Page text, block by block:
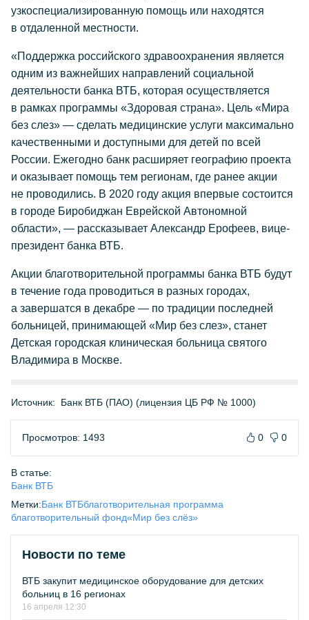
узкоспециализированную помощь или находятся
в отдаленной местности.
«Поддержка российского здравоохранения является
одним из важнейших направлений социальной
деятельности банка ВТБ, которая осуществляется
в рамках программы «Здоровая страна». Цель «Мира
без слез» — сделать медицинские услуги максимально
качественными и доступными для детей по всей
России. Ежегодно банк расширяет географию проекта
и оказывает помощь тем регионам, где ранее акции
не проводились. В 2020 году акция впервые состоится
в городе Биробиджан Еврейской Автономной
области», — рассказывает Александр Ерофеев, вице-
президент банка ВТБ.
Акции благотворительной программы банка ВТБ будут
в течение года проводиться в разных городах,
а завершатся в декабре — по традиции последней
больницей, принимающей «Мир без слез», станет
Детская городская клиническая больница святого
Владимира в Москве.
Источник: Банк ВТБ (ПАО) (лицензия ЦБ РФ № 1000)
Просмотров: 1493 0 0
В статье:
Банк ВТБ
Метки:Банк ВТБблаготворительная программа
благотворительный фонд«Мир без слёз»
Новости по теме
ВТБ закупит медицинское оборудование для детских
больниц в 16 регионах
16 апреля 12:30